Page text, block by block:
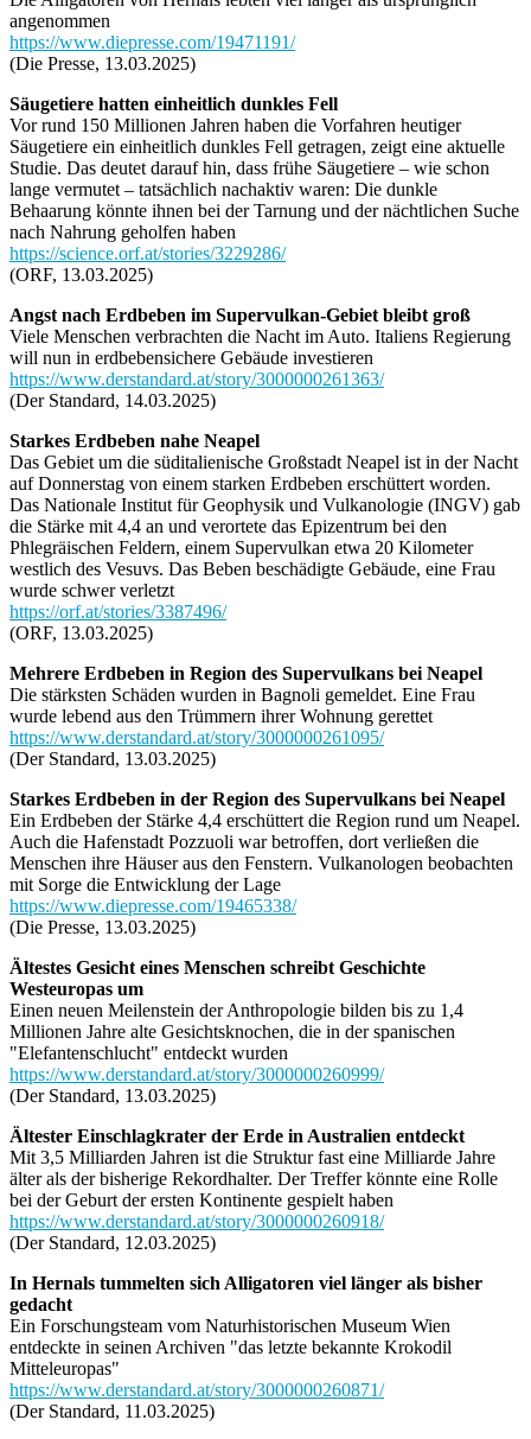
angenommen
https://www.diepresse.com/19471191/
(Die Presse, 13.03.2025)
Säugetiere hatten einheitlich dunkles Fell
Vor rund 150 Millionen Jahren haben die Vorfahren heutiger
Säugetiere ein einheitlich dunkles Fell getragen, zeigt eine aktuelle
Studie. Das deutet darauf hin, dass frühe Säugetiere – wie schon
lange vermutet – tatsächlich nachaktiv waren: Die dunkle
Behaarung könnte ihnen bei der Tarnung und der nächtlichen Suche
nach Nahrung geholfen haben
https://science.orf.at/stories/3229286/
(ORF, 13.03.2025)
Angst nach Erdbeben im Supervulkan-Gebiet bleibt groß
Viele Menschen verbrachten die Nacht im Auto. Italiens Regierung
will nun in erdbebensichere Gebäude investieren
https://www.derstandard.at/story/3000000261363/
(Der Standard, 14.03.2025)
Starkes Erdbeben nahe Neapel
Das Gebiet um die süditalienische Großstadt Neapel ist in der Nacht
auf Donnerstag von einem starken Erdbeben erschüttert worden.
Das Nationale Institut für Geophysik und Vulkanologie (INGV) gab
die Stärke mit 4,4 an und verortete das Epizentrum bei den
Phlegräischen Feldern, einem Supervulkan etwa 20 Kilometer
westlich des Vesuvs. Das Beben beschädigte Gebäude, eine Frau
wurde schwer verletzt
https://orf.at/stories/3387496/
(ORF, 13.03.2025)
Mehrere Erdbeben in Region des Supervulkans bei Neapel
Die stärksten Schäden wurden in Bagnoli gemeldet. Eine Frau
wurde lebend aus den Trümmern ihrer Wohnung gerettet
https://www.derstandard.at/story/3000000261095/
(Der Standard, 13.03.2025)
Starkes Erdbeben in der Region des Supervulkans bei Neapel
Ein Erdbeben der Stärke 4,4 erschüttert die Region rund um Neapel.
Auch die Hafenstadt Pozzuoli war betroffen, dort verließen die
Menschen ihre Häuser aus den Fenstern. Vulkanologen beobachten
mit Sorge die Entwicklung der Lage
https://www.diepresse.com/19465338/
(Die Presse, 13.03.2025)
Ältestes Gesicht eines Menschen schreibt Geschichte
Westeuropas um
Einen neuen Meilenstein der Anthropologie bilden bis zu 1,4
Millionen Jahre alte Gesichtsknochen, die in der spanischen
"Elefantenschlucht" entdeckt wurden
https://www.derstandard.at/story/3000000260999/
(Der Standard, 13.03.2025)
Ältester Einschlagkrater der Erde in Australien entdeckt
Mit 3,5 Milliarden Jahren ist die Struktur fast eine Milliarde Jahre
älter als der bisherige Rekordhalter. Der Treffer könnte eine Rolle
bei der Geburt der ersten Kontinente gespielt haben
https://www.derstandard.at/story/3000000260918/
(Der Standard, 12.03.2025)
In Hernals tummelten sich Alligatoren viel länger als bisher
gedacht
Ein Forschungsteam vom Naturhistorischen Museum Wien
entdeckte in seinen Archiven "das letzte bekannte Krokodil
Mitteleuropas"
https://www.derstandard.at/story/3000000260871/
(Der Standard, 11.03.2025)